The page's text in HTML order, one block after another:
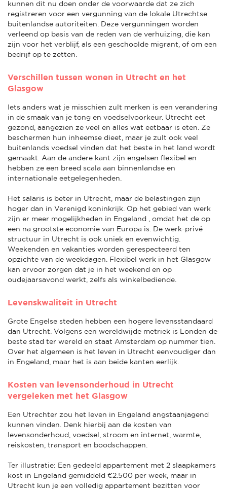
kunnen dit nu doen onder de voorwaarde dat ze zich
registreren voor een vergunning van de lokale Utrechtse
buitenlandse autoriteiten. Deze vergunningen worden
verleend op basis van de reden van de verhuizing, die kan
zijn voor het verblijf, als een geschoolde migrant, of om een
bedrijf op te zetten.
Verschillen tussen wonen in Utrecht en het
Glasgow
Iets anders wat je misschien zult merken is een verandering
in de smaak van je tong en voedselvoorkeur. Utrecht eet
gezond, aangezien ze veel en alles wat eetbaar is eten. Ze
beschermen hun inheemse dieet, maar je zult ook veel
buitenlands voedsel vinden dat het beste in het land wordt
gemaakt. Aan de andere kant zijn engelsen flexibel en
hebben ze een breed scala aan binnenlandse en
internationale eetgelegenheden.
Het salaris is beter in Utrecht, maar de belastingen zijn
hoger dan in Verenigd koninkrijk. Op het gebied van werk
zijn er meer mogelijkheden in Engeland , omdat het de op
een na grootste economie van Europa is. De werk-privé
structuur in Utrecht is ook uniek en evenwichtig.
Weekenden en vakanties worden gerespecteerd ten
opzichte van de weekdagen. Flexibel werk in het Glasgow
kan ervoor zorgen dat je in het weekend en op
oudejaarsavond werkt, zelfs als winkelbediende.
Levenskwaliteit in Utrecht
Grote Engelse steden hebben een hogere levensstandaard
dan Utrecht. Volgens een wereldwijde metriek is Londen de
beste stad ter wereld en staat Amsterdam op nummer tien.
Over het algemeen is het leven in Utrecht eenvoudiger dan
in Engeland, maar het is aan beide kanten eerlijk.
Kosten van levensonderhoud in Utrecht
vergeleken met het Glasgow
Een Utrechter zou het leven in Engeland angstaanjagend
kunnen vinden. Denk hierbij aan de kosten van
levensonderhoud, voedsel, stroom en internet, warmte,
reiskosten, transport en boodschappen.
Ter illustratie: Een gedeeld appartement met 2 slaapkamers
kost in Engeland gemiddeld €2.500 per week, maar in
Utrecht kun je een volledig appartement bezitten voor